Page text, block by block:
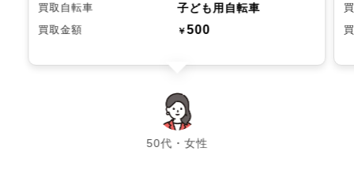
買取自転車 子ども用自転車
買取金額 ￥500
50代・女性
chevron_left chevron_right